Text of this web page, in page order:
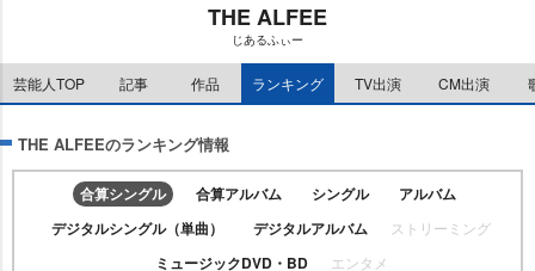
THE ALFEE
じあるふぃー
芸能人TOP 記事 作品 ランキング TV出演 CM出演
THE ALFEEのランキング情報
合算シングル 合算アルバム シングル
アルバム
デジタルシングル（単曲）
デジタルアルバム ストリーミング
ミュージックDVD・BD エンタメ